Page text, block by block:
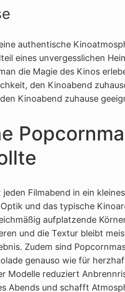
authentische
eines unvergesslichen
die Magie des Kinos
den Kinoabend
Kinoabend zuhause
Filmabend in ein
und das typische
aufplatzende
und die Textur bleibt
Zudem sind
genauso wie für
Modelle reduziert
Abends und schafft